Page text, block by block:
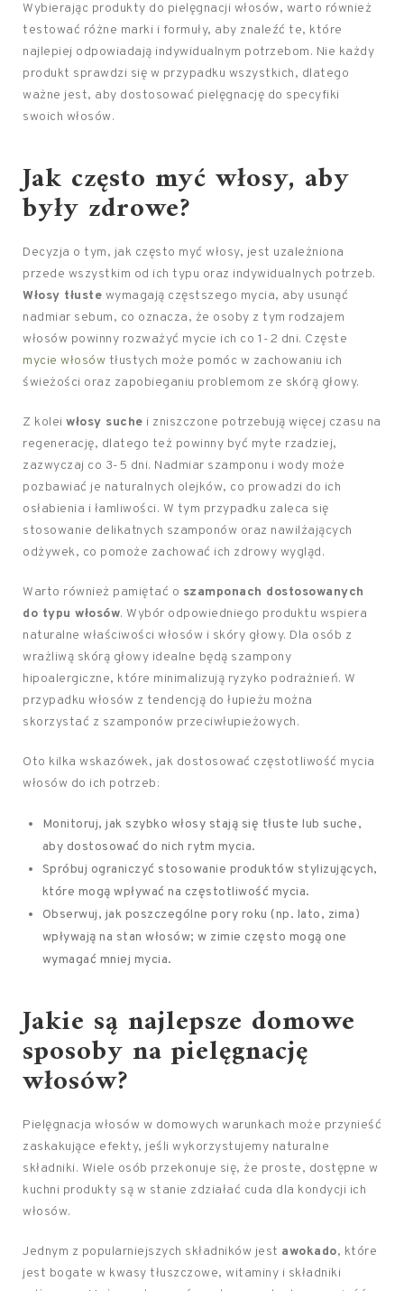
Wybierając produkty do pielęgnacji włosów, warto również
testować różne marki i formuły, aby znaleźć te, które
najlepiej odpowiadają indywidualnym potrzebom. Nie każdy
produkt sprawdzi się w przypadku wszystkich, dlatego
ważne jest, aby dostosować pielęgnację do specyfiki
swoich włosów.
Jak często myć włosy, aby
były zdrowe?
Decyzja o tym, jak często myć włosy, jest uzależniona
przede wszystkim od ich typu oraz indywidualnych potrzeb.
Włosy tłuste wymagają częstszego mycia, aby usunąć
nadmiar sebum, co oznacza, że osoby z tym rodzajem
włosów powinny rozważyć mycie ich co 1-2 dni. Częste
mycie włosów tłustych może pomóc w zachowaniu ich
świeżości oraz zapobieganiu problemom ze skórą głowy.
Z kolei włosy suche i zniszczone potrzebują więcej czasu na
regenerację, dlatego też powinny być myte rzadziej,
zazwyczaj co 3-5 dni. Nadmiar szamponu i wody może
pozbawiać je naturalnych olejków, co prowadzi do ich
osłabienia i łamliwości. W tym przypadku zaleca się
stosowanie delikatnych szamponów oraz nawilżających
odżywek, co pomoże zachować ich zdrowy wygląd.
Warto również pamiętać o szamponach dostosowanych
do typu włosów. Wybór odpowiedniego produktu wspiera
naturalne właściwości włosów i skóry głowy. Dla osób z
wrażliwą skórą głowy idealne będą szampony
hipoalergiczne, które minimalizują ryzyko podrażnień. W
przypadku włosów z tendencją do łupieżu można
skorzystać z szamponów przeciwłupieżowych.
Oto kilka wskazówek, jak dostosować częstotliwość mycia
włosów do ich potrzeb:
Monitoruj, jak szybko włosy stają się tłuste lub suche,
aby dostosować do nich rytm mycia.
Spróbuj ograniczyć stosowanie produktów stylizujących,
które mogą wpływać na częstotliwość mycia.
Obserwuj, jak poszczególne pory roku (np. lato, zima)
wpływają na stan włosów; w zimie często mogą one
wymagać mniej mycia.
Jakie są najlepsze domowe
sposoby na pielęgnację
włosów?
Pielęgnacja włosów w domowych warunkach może przynieść
zaskakujące efekty, jeśli wykorzystujemy naturalne
składniki. Wiele osób przekonuje się, że proste, dostępne w
kuchni produkty są w stanie zdziałać cuda dla kondycji ich
włosów.
Jednym z popularniejszych składników jest awokado, które
jest bogate w kwasy tłuszczowe, witaminy i składniki